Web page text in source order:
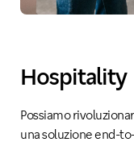
Hospitality
Possiamo
una soluzione end-